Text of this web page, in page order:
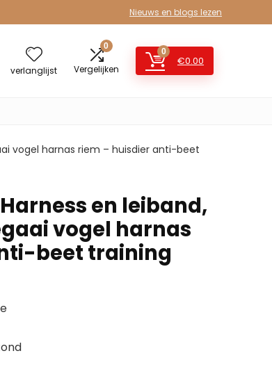
Nieuws en blogs lezen
verlanglijst
0
Vergelijken
0
€0.00
vogel harnas riem – huisdier anti-beet
en leiband,
vogel harnas
beet training